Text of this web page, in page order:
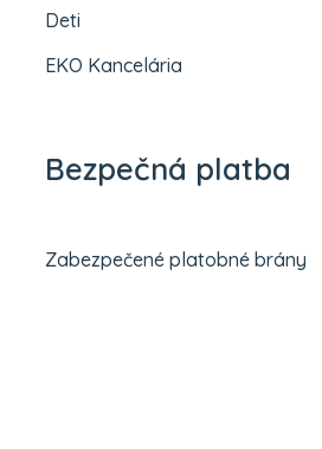
Deti
EKO Kancelária
Bezpečná platba
Zabezpečené platobné brány